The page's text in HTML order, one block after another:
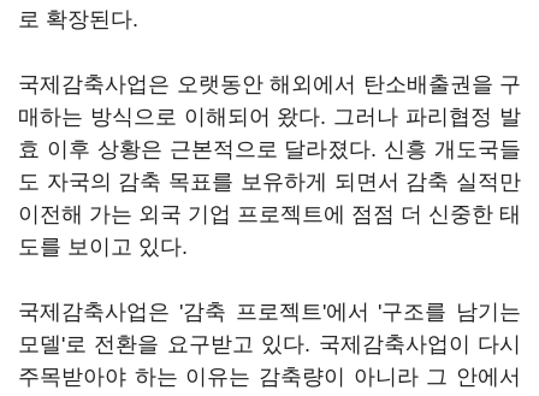
로 확장된다.
국제감축사업은 오랫동안 해외에서 탄소배출권을 구
매하는 방식으로 이해되어 왔다. 그러나 파리협정 발
효 이후 상황은 근본적으로 달라졌다. 신흥 개도국들
도 자국의 감축 목표를 보유하게 되면서 감축 실적만
이전해 가는 외국 기업 프로젝트에 점점 더 신중한 태
도를 보이고 있다.
국제감축사업은 '감축 프로젝트'에서 '구조를 남기는
모델'로 전환을 요구받고 있다. 국제감축사업이 다시
주목받아야 하는 이유는 감축량이 아니라 그 안에서